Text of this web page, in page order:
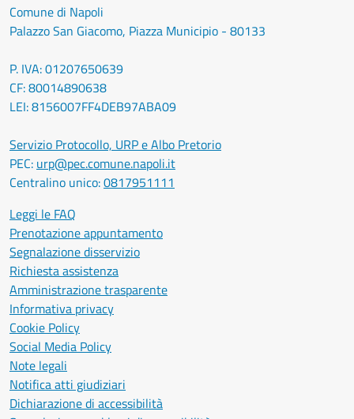
Comune di Napoli
Palazzo San Giacomo, Piazza Municipio - 80133
P. IVA: 01207650639
CF: 80014890638
LEI: 8156007FF4DEB97ABA09
Servizio Protocollo, URP e Albo Pretorio
PEC: urp@pec.comune.napoli.it
Centralino unico:0817951111
Leggi le FAQ
Prenotazione appuntamento
Segnalazione disservizio
Richiesta assistenza
Amministrazione trasparente
Informativa privacy
Cookie Policy
Social Media Policy
Note legali
Notifica atti giudiziari
Dichiarazione di accessibilità